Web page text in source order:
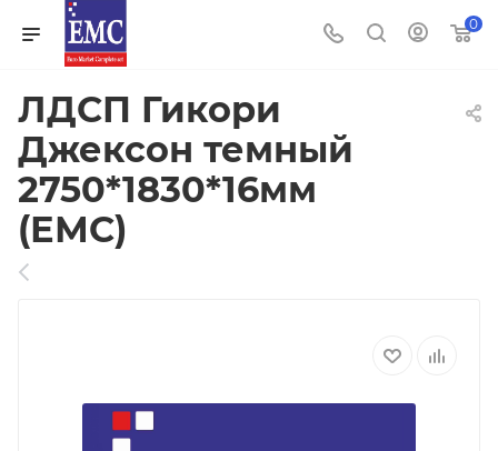
0
ЛДСП Гикори
Джексон темный
2750*1830*16мм
(ЕМС)